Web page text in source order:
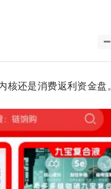
核还是消费返利资金盘